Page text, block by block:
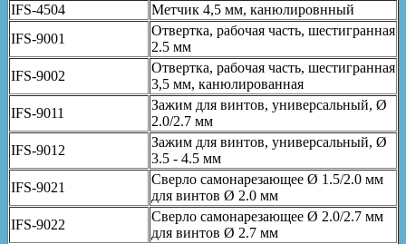
IFS-4504
Метчик 4,5 мм, канюлировнный
IFS-9001
Отвертка, рабочая часть, шестигранная
2.5 мм
IFS-9002
Отвертка, рабочая часть, шестигранная
3,5 мм, канюлированная
IFS-9011
Зажим для винтов, универсальный, Ø
2.0/2.7 мм
IFS-9012
Зажим для винтов, универсальный, Ø
3.5 - 4.5 мм
IFS-9021
Сверло самонарезающее Ø 1.5/2.0 мм
для винтов Ø 2.0 мм
IFS-9022
Сверло самонарезающее Ø 2.0/2.7 мм
для винтов Ø 2.7 мм